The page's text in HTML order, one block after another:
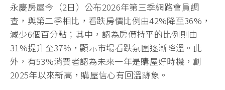
永慶房屋今（2日）公布2026年第三季網路會員調
查，與第二季相比，看跌房價比例由42%降至36%，
減少6個百分點；其中，認為房價持平的比例則由
31%提升至37%，顯示市場看跌氛圍逐漸降溫。此
外，有53%消費者認為未來一年是購屋好時機，創
2025年以來新高，購屋信心有回溫跡象。